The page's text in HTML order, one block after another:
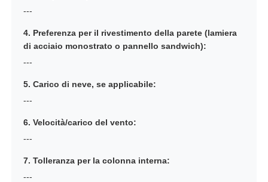
---
4. Preferenza per il rivestimento della parete (lamiera
di acciaio monostrato o pannello sandwich):
---
5. Carico di neve, se applicabile:
---
6. Velocità/carico del vento:
---
7. Tolleranza per la colonna interna:
---